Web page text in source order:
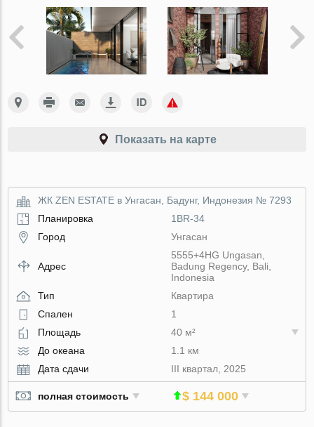
Показать на карте
ЖК ZEN ESTATE в Унгасан, Бадунг, Индонезия № 7293
Планировка
1BR-34
Город
Унгасан
Адрес
5555+4HG Ungasan,
Badung Regency, Bali,
Indonesia
Тип
Квартира
Спален
1
Площадь
40 м²
До океана
1.1 км
Дата сдачи
III квартал, 2025
полная стоимость $ 144 000